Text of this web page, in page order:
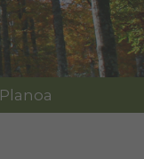
Planoa